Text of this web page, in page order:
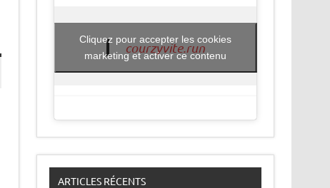
courzyvite.run
Cliquez pour accepter les cookies
marketing et activer ce contenu
ARTICLES RÉCENTS